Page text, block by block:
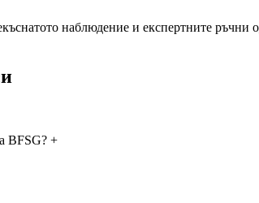
наблюдение и експертните ръчни
BFSG? +